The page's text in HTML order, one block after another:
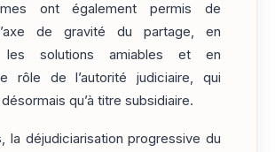
ont également permis de
de gravité du partage, en
les solutions amiables et en
rôle de l’autorité judiciaire, qui
qu’à titre subsidiaire.
la déjudiciarisation progressive du